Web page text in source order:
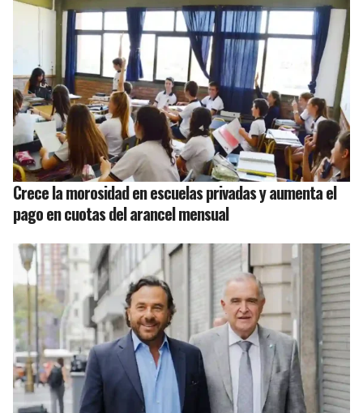
Crece la morosidad en escuelas privadas y aumenta el
pago en cuotas del arancel mensual